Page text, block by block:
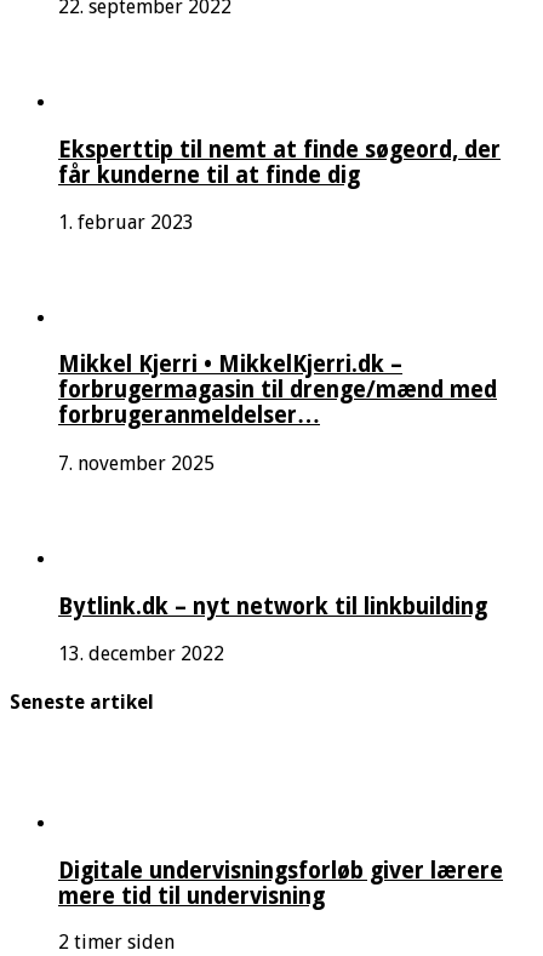
22. september 2022
Eksperttip til nemt at finde søgeord, der
får kunderne til at finde dig
1. februar 2023
Mikkel Kjerri • MikkelKjerri.dk –
forbrugermagasin til drenge/mænd med
forbrugeranmeldelser…
7. november 2025
Bytlink.dk – nyt network til linkbuilding
13. december 2022
Seneste artikel
Digitale undervisningsforløb giver lærere
mere tid til undervisning
2 timer siden